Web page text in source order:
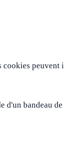
peuvent
bandeau